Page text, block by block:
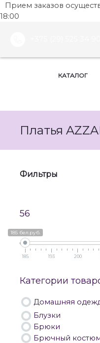
Прием заказов
18:00
КАТАЛОГ
Платья
Фильтры
56
185 бел.руб.
185 193 200
Категории
Домашняя
Блузки
Брюки
Брючный